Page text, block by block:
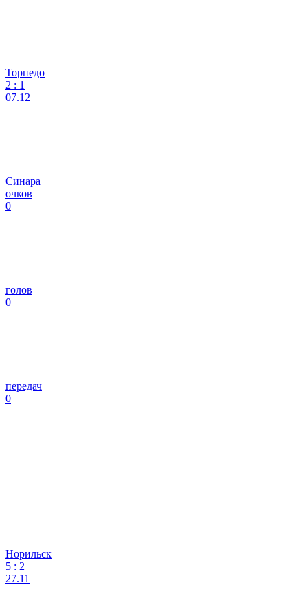
Торпедо
2 : 1
07.12
Синара
очков
0
голов
0
передач
0
Норильск
5 : 2
27.11